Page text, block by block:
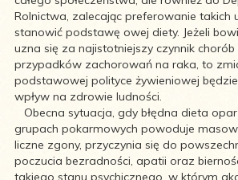
Rolnictwa, zalecając preferowanie takich
stanowić podstawę owej diety. Jeżeli
uzna się za najistotniejszy czynnik
przypadków zachorowań na raka, to
podstawowej polityce żywieniowej
wpływ na zdrowie ludności.
Obecna sytuacja, gdy błędna dieta
grupach pokarmowych powoduje
liczne zgony, przyczynia się do
poczucia bezradności, apatii oraz
takiego stanu psychicznego, w którym